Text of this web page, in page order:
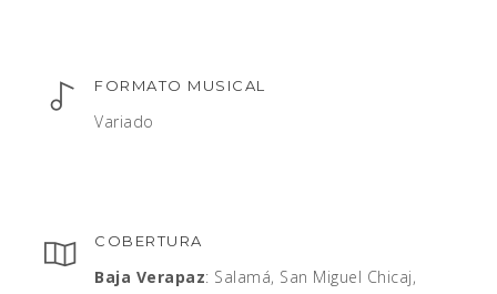
FORMATO MUSICAL
Variado
COBERTURA
Baja Verapaz: Salamá, San Miguel Chicaj,